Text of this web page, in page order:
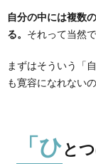
自分の中には複数
る。 それって当然で
まずはそういう「
も寛容になれない
「ひと